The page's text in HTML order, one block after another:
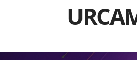
Clínica Veterinária (BAGÉ)